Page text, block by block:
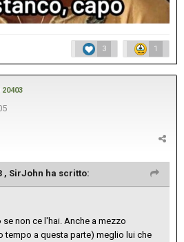
3 1
20403
, SirJohn ha scritto:
non ce l'hai. Anche a mezzo
tempo a questa parte) meglio lui che